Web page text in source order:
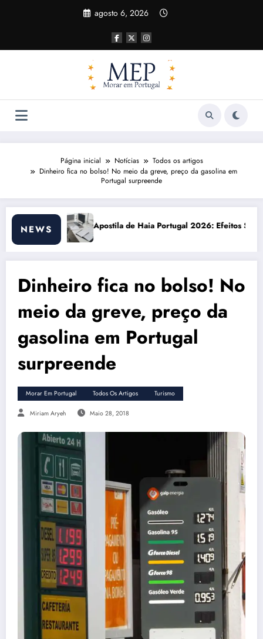
agosto 6, 2026
Página inicial Notícias
Todos os artigos
Dinheiro fica no bolso! No meio da greve, preço da gasolina em
Portugal surpreende
NEWS
Portugal 2026: Efeitos Surpreendentes e OportunidadesCusto de vida em
Dinheiro fica no bolso! No
meio da greve, preço da
gasolina em Portugal
surpreende
Morar Em Portugal Todos Os Artigos Turismo
Miriam Aryeh Maio 28, 2018